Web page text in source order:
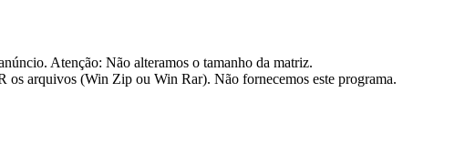
Atenção: Não alteramos o tamanho da matriz.
arquivos (Win Zip ou Win Rar). Não fornecemos este programa.